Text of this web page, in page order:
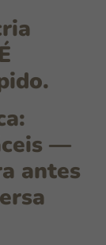
—
antes